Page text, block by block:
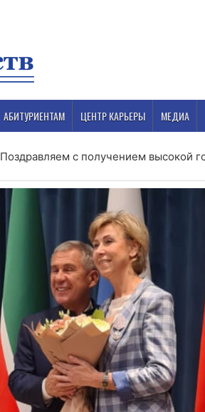
АБИТУРИЕНТАМ ЦЕНТР КАРЬЕРЫ МЕДИА
Поздравляем с получением высокой